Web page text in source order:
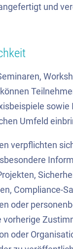
und
Umfeld
verpflichten
Compliance-
oder
vorherige
oder